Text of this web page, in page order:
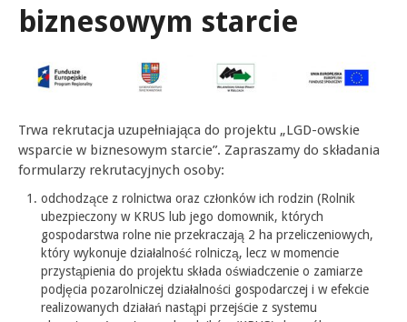
biznesowym starcie
Trwa rekrutacja uzupełniająca do projektu „LGD-owskie
wsparcie w biznesowym starcie”. Zapraszamy do składania
formularzy rekrutacyjnych osoby:
odchodzące z rolnictwa oraz członków ich rodzin (Rolnik
ubezpieczony w KRUS lub jego domownik, których
gospodarstwa rolne nie przekraczają 2 ha przeliczeniowych,
który wykonuje działalność rolniczą, lecz w momencie
przystąpienia do projektu składa oświadczenie o zamiarze
podjęcia pozarolniczej działalności gospodarczej i w efekcie
realizowanych działań nastąpi przejście z systemu